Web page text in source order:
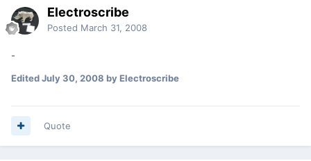
Electroscribe
Posted March 31, 2008
-
EditedJuly 30, 2008 by Electroscribe
Quote